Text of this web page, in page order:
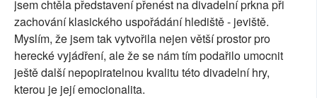
jsem chtěla představení přenést na divadelní prkna při
zachování klasického uspořádání hlediště - jeviště.
Myslím, že jsem tak vytvořila nejen větší prostor pro
herecké vyjádření, ale že se nám tím podařilo umocnit
ještě další nepopiratelnou kvalitu této divadelní hry,
kterou je její emocionalita.